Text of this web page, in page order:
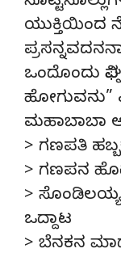
ಯುಕ್ತಿಯಿಂದ
ಒಂದೊಂದು
ಹೋಗುವನು”
ಮಹಾಬಾಬಾ
> ಗಣಪತಿ
> ಗಣಪನ
>
ಒದ್ದಾಟ
> ಬೆನಕನ